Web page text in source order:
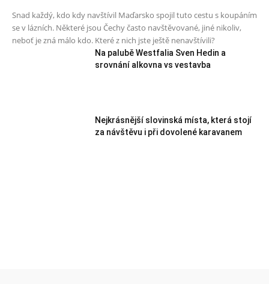
Snad každý, kdo kdy navštívil Maďarsko spojil tuto cestu s koupáním
se v lázních. Některé jsou Čechy často navštěvované, jiné nikoliv,
neboť je zná málo kdo. Které z nich jste ještě nenavštívili?
Na palubě Westfalia Sven Hedin a
srovnání alkovna vs vestavba
Nejkrásnější slovinská místa, která stojí
za návštěvu i při dovolené karavanem